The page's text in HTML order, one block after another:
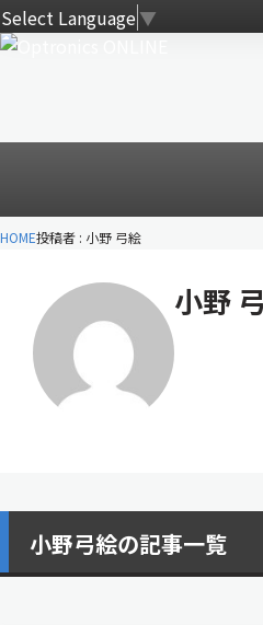
Select Language▼
HOME投稿者 : 小野 弓絵
小野
小野弓絵の記事一覧